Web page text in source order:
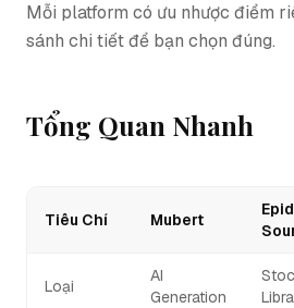
Mỗi platform có ưu nhược điểm
sánh chi tiết để bạn chọn đúng.
Tổng Quan Nhanh
Tiêu Chí Mubert
Loại
AI
Generation